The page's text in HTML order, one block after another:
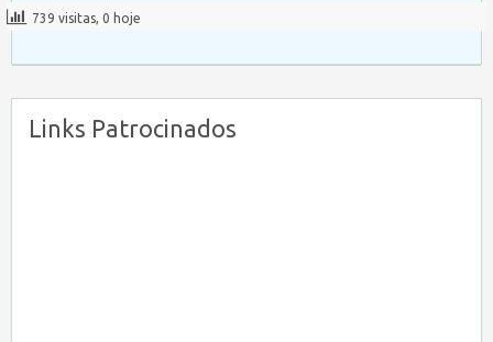
739 visitas, 0 hoje
Links Patrocinados